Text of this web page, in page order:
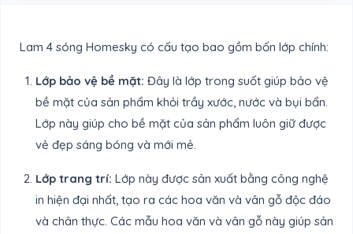
Lam 4 sóng Homesky có cấu tạo bao gồm bốn lớp chính:
Lớp bảo vệ bề mặt: Đây là lớp trong suốt giúp bảo vệ
bề mặt của sản phẩm khỏi trầy xước, nước và bụi bẩn.
Lớp này giúp cho bề mặt của sản phẩm luôn giữ được
vẻ đẹp sáng bóng và mới mẻ.
Lớp trang trí: Lớp này được sản xuất bằng công nghệ
in hiện đại nhất, tạo ra các hoa văn và vân gỗ độc đáo
và chân thực. Các mẫu hoa văn và vân gỗ này giúp sản